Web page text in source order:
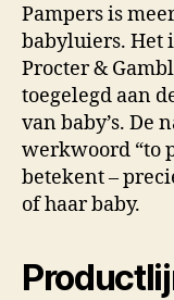
Pampers is
babyluiers. Het
Procter &
toegelegd aan
van baby’s. De
werkwoord “to
betekent –
of haar baby.